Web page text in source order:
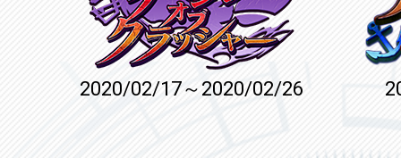
2020/02/17～2020/02/26